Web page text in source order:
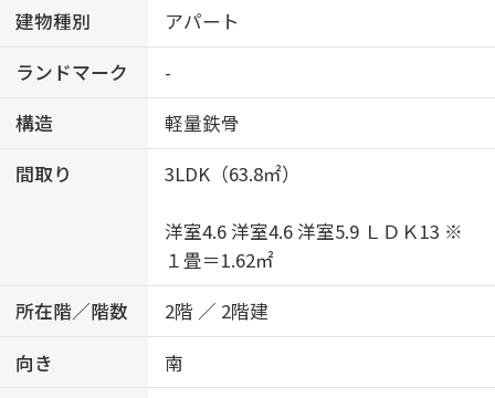
建物種別
アパート
ランドマーク
-
構造
軽量鉄骨
間取り
3LDK（63.8㎡）
洋室4.6 洋室4.6 洋室5.9 ＬＤＫ13 ※
１畳＝1.62㎡
所在階／階数
2階 ／ 2階建
向き
南